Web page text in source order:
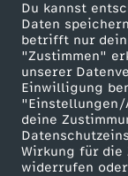
Du kannst
Daten
betrifft nur
"Zustimmen"
unserer
Einwilligung
"Einstellungen/
deine
Wirkung für die
widerrufen
ZDF goes Schule
Werbefernsehen
Mainzelmännchen